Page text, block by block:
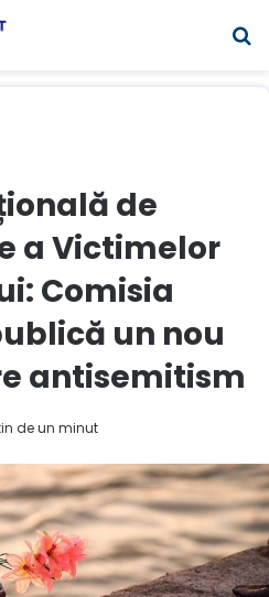
de
a Victimelor
Comisia
un nou
antisemitism
de un minut